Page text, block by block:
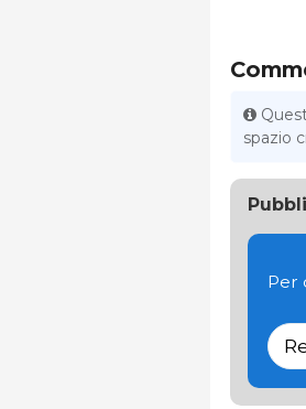
spazio
Per